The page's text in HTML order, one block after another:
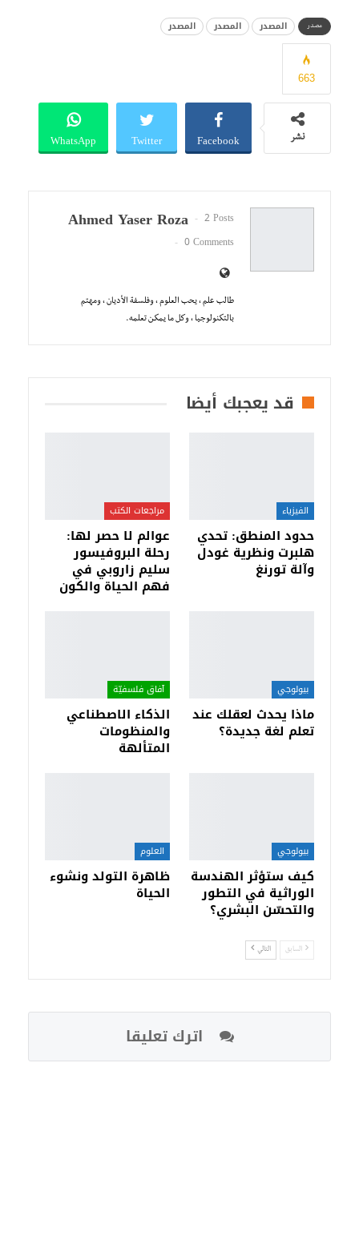
مصدر المصدر المصدر المصدر
663
نشر Facebook
Twitter
WhatsApp
Ahmed Yaser Roza
2 Posts
0 Comments
طالب علم ، يحب العلوم ، وفلسفة الأديان ، ومهتم
بالتكنولوجيا ، وكل ما يمكـن تعلمه.
قد يعجبك أيضا
الفيزياء
حدود المنطق: تحدي
هلبرت ونظرية غودل
وآلة تورنغ
مراجعات الكتب
عوالم لا حصر لها:
رحلة البروفيسور
سليم زاروبي في
فهم الحياة والكون
بيولوجي
ماذا يحدث لعقلك عند
تعلم لغة جديدة؟
آفاق فلسفيّة‎
الذكاء الاصطناعي
والمنظومات
المتألهة
بيولوجي
كيف ستؤثر الهندسة
الوراثية في التطور
والتحسّن البشري؟
العلوم
ظاهرة التولد ونشوء
الحياة
السابق التالي
اترك تعليقا